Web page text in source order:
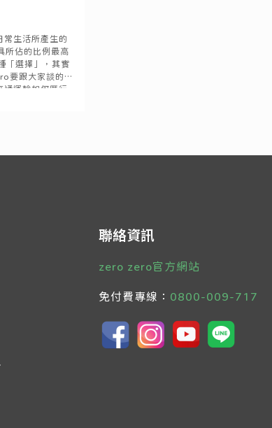
常生活所產生的
所佔的比例最高
「選擇」，其實
要跟大家談的，
通運輸如何厲行
聯絡資訊
zero zero官方網站
免付費專線： 0800-009-717